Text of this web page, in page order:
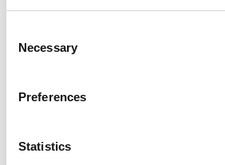
Selection
Necessary
Preferences
Statistics
de una forma muy eficaz a construir
medioambientales como LEED,
LEVEL(s). SOLEAL NEXT además
Actualmente, está en proceso de